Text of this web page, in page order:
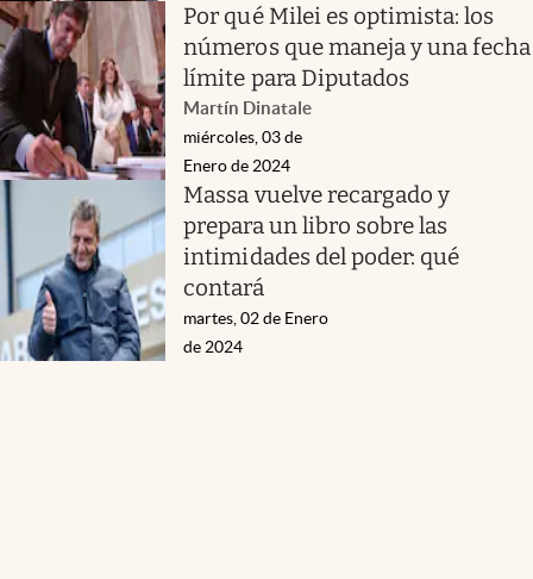
Por qué Milei es optimista: los
números que maneja y una fecha
límite para Diputados
Martín Dinatale
miércoles, 03 de
Enero de 2024
Massa vuelve recargado y
prepara un libro sobre las
intimidades del poder: qué
contará
martes, 02 de Enero
de 2024